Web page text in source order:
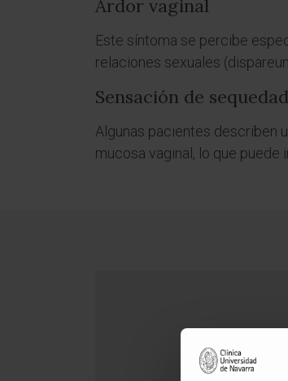
Ardor vaginal
Este síntoma se percibe
relaciones sexuales
Sensación de sequedad
Algunas pacientes describen
mucosa vaginal, lo que puede